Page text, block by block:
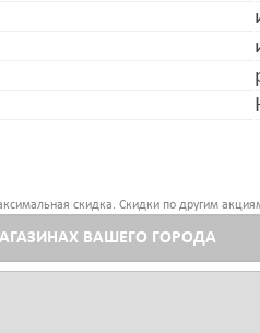
скидка. Скидки по другим
ВАШЕГО ГОРОДА